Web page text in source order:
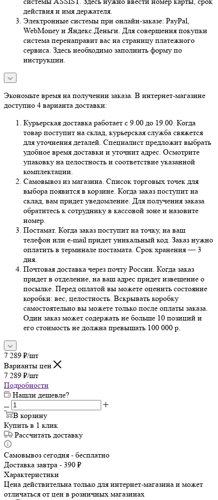
действия и имя держателя.
Электронные системы при онлайн-заказе: PayPal,
WebMoney и Яндекс.Деньги. Для совершения покупки
система перенаправит вас на страницу платежного
сервиса. Здесь необходимо заполнить форму по
инструкции.
Экономьте время на получении заказа. В интернет-магазине
доступно 4 варианта доставки:
Курьерская доставка работает с 9.00 до 19.00. Когда
товар поступит на склад, курьерская служба свяжется
для уточнения деталей. Специалист предложит выбрать
удобное время доставки и уточнит адрес. Осмотрите
упаковку на целостность и соответствие указанной
комплектации.
Самовывоз из магазина. Список торговых точек для
выбора появится в корзине. Когда заказ поступит на
склад, вам придет уведомление. Для получения заказа
обратитесь к сотруднику в кассовой зоне и назовите
номер.
Постамат. Когда заказ поступит на точку, на ваш
телефон или e-mail придет уникальный код. Заказ нужно
оплатить в терминале постамата. Срок хранения — 3
дня.
Почтовая доставка через почту России. Когда заказ
придет в отделение, на ваш адрес придет извещение о
посылке. Перед оплатой вы можете оценить состояние
коробки: вес, целостность. Вскрывать коробку
самостоятельно вы можете только после оплаты заказа.
Один заказ может содержать не больше 10 позиций и
его стоимость не должна превышать 100 000 р.
7 289 ₽/шт
Варианты цен
7 289 ₽/шт
Подробности
Нашли дешевле?
В корзину
Купить в 1 клик
Рассчитать доставку
Самовывоз сегодня - бесплатно
Доставка завтра - 390 ₽
Характеристики
Цена действительна только для интернет-магазина и может
отличаться от цен в розничных магазинах